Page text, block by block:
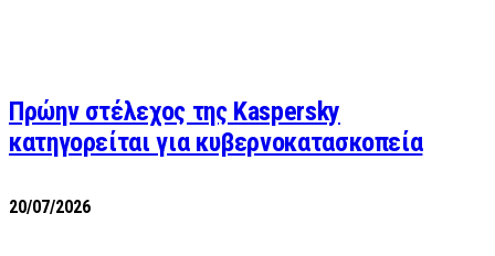
Πρώην στέλεχος της Kaspersky
κατηγορείται για κυβερνοκατασκοπεία
20/07/2026